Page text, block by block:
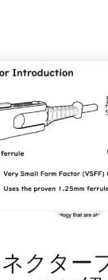
クター